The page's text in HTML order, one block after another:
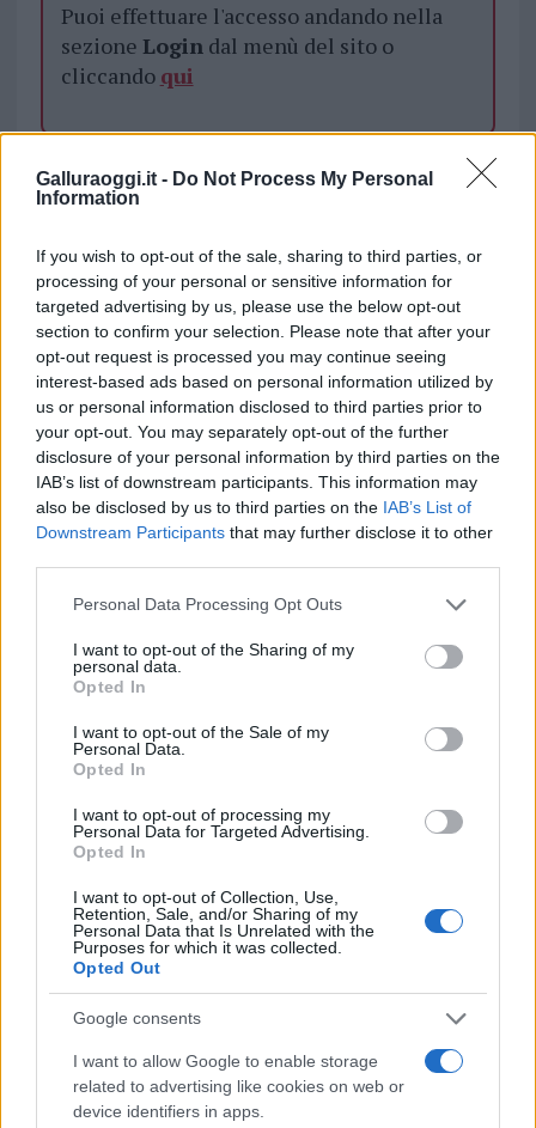
Galluraoggi.it - Do Not Process My Personal
Information
If you wish to opt-out of the sale, sharing to third parties, or
processing of your personal or sensitive information for
targeted advertising by us, please use the below opt-out
section to confirm your selection. Please note that after your
opt-out request is processed you may continue seeing
interest-based ads based on personal information utilized by
us or personal information disclosed to third parties prior to
your opt-out. You may separately opt-out of the further
disclosure of your personal information by third parties on the
IAB’s list of downstream participants. This information may
also be disclosed by us to third parties on the IAB’s List of
Downstream Participants that may further disclose it to other
Please note that this website/app uses one or more Google
not limited to your visit or usage behaviour. You may click to
grant or deny consent to Google and its third-party tags to
use your data for below specified purposes in below Google
consent section.
Personal Data Processing Opt Outs
I want to opt-out of the Sharing of my
personal data.
Opted In
I want to opt-out of the Sale of my
Personal Data.
Opted In
I want to opt-out of processing my
Personal Data for Targeted Advertising.
Opted In
I want to opt-out of Collection, Use,
Retention, Sale, and/or Sharing of my
Personal Data that Is Unrelated with the
Purposes for which it was collected.
Opted Out
Google consents
I want to allow Google to enable storage
related to advertising like cookies on web or
device identifiers in apps.
Puoi effettuare l'accesso andando nella
sezione Logindal menù del sito o
cliccando qui
TEMI:
Canone Unico Patrimoniale
Consiglio Comunale Olbia
Notizie Olbia
Condividi l'articolo
F
a
ce
b
o
o
k
T
w
it
te
r
Pi
n
te
re
st
W
h
at
s
A
p
p
S
h
a
re
Articolo precedente
Prossimo articolo
NOTIZIE RECENTI
Allarme truffe a Berchidda, falsi incaricati
bussano alle porte
Notre-Dame de Paris conquista Olbia, la prima
al Molo Brin è un successo
Strada Sassari-Olbia, incidente all’alba: ferito il
Eventi in Gallura, da Jovanotti alla zuppa
gallurese: gli appuntamenti da non perdere
Lettini e arredi abusivi sulla spiaggia libera,
sequestri a Olbia e Arzachena